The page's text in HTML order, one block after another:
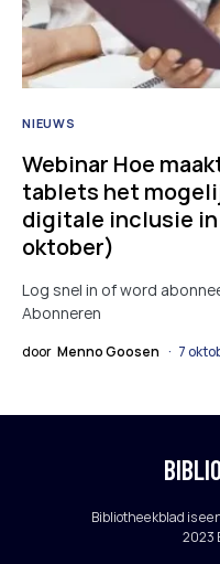
NIEUWS
Webinar Hoe
tablets het
digitale inclusie in
oktober)
Log snel in of word
Abonneren
door Menno Goosen 7
Bibliotheekblad is
2023